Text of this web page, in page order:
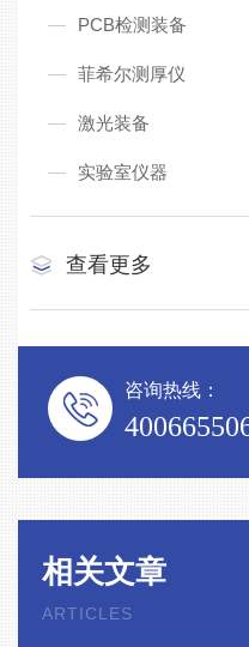
PCB检测装备
菲希尔测厚仪
激光装备
实验室仪器
查看更多
咨询热线：
相关文章
ARTICLES